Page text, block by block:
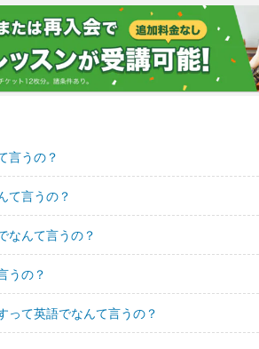
言うの？
て言うの？
なんて言うの？
うの？
って英語でなんて言うの？